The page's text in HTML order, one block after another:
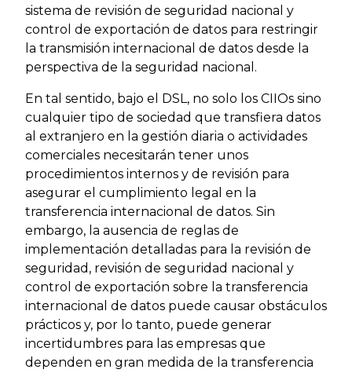
sistema de revisión de seguridad nacional y
control de exportación de datos para restringir
la transmisión internacional de datos desde la
perspectiva de la seguridad nacional.
En tal sentido, bajo el DSL, no solo los CIIOs sino
cualquier tipo de sociedad que transfiera datos
al extranjero en la gestión diaria o actividades
comerciales necesitarán tener unos
procedimientos internos y de revisión para
asegurar el cumplimiento legal en la
transferencia internacional de datos. Sin
embargo, la ausencia de reglas de
implementación detalladas para la revisión de
seguridad, revisión de seguridad nacional y
control de exportación sobre la transferencia
internacional de datos puede causar obstáculos
prácticos y, por lo tanto, puede generar
incertidumbres para las empresas que
dependen en gran medida de la transferencia